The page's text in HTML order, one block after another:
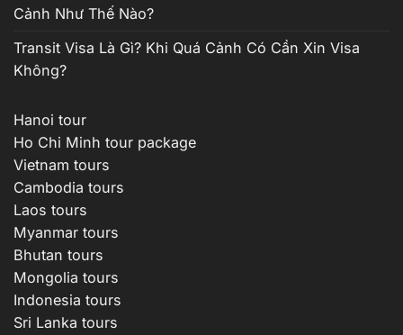
Cảnh Như Thế Nào?
Transit Visa Là Gì? Khi Quá Cảnh Có Cần Xin Visa
Không?
Hanoi tour
Ho Chi Minh tour package
Vietnam tours
Cambodia tours
Laos tours
Myanmar tours
Bhutan tours
Mongolia tours
Indonesia tours
Sri Lanka tours